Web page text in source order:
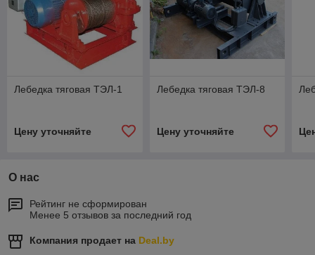
Лебедка тяговая ТЭЛ-1
Цену уточняйте
Лебедка тяговая ТЭЛ-8
Цену уточняйте
О нас
Рейтинг не сформирован
Менее 5 отзывов за последний год
Компания продает на Deal.by